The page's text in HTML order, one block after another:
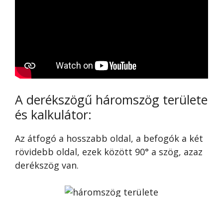
A derékszögű háromszög területe
és kalkulátor:
Az átfogó a hosszabb oldal, a befogók a két
rövidebb oldal, ezek között 90° a szög, azaz
derékszög van.